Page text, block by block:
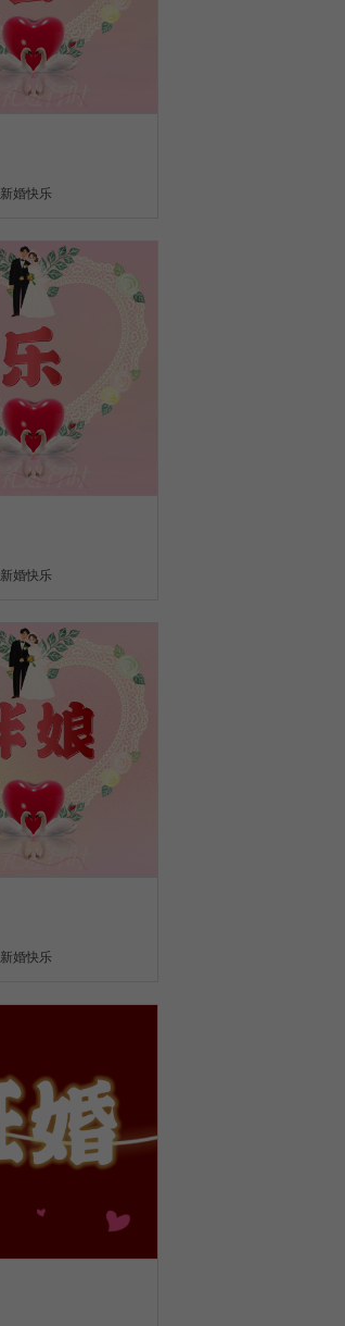
新婚快乐
新婚快乐
新婚快乐